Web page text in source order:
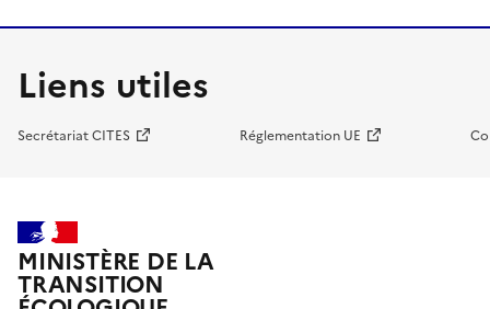
Liens utiles
Secrétariat CITES Réglementation UE
MINISTÈRE DE LA
TRANSITION